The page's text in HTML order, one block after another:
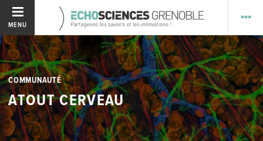
MENU
COMMUNAUTÉ
ATOUT CERVEAU